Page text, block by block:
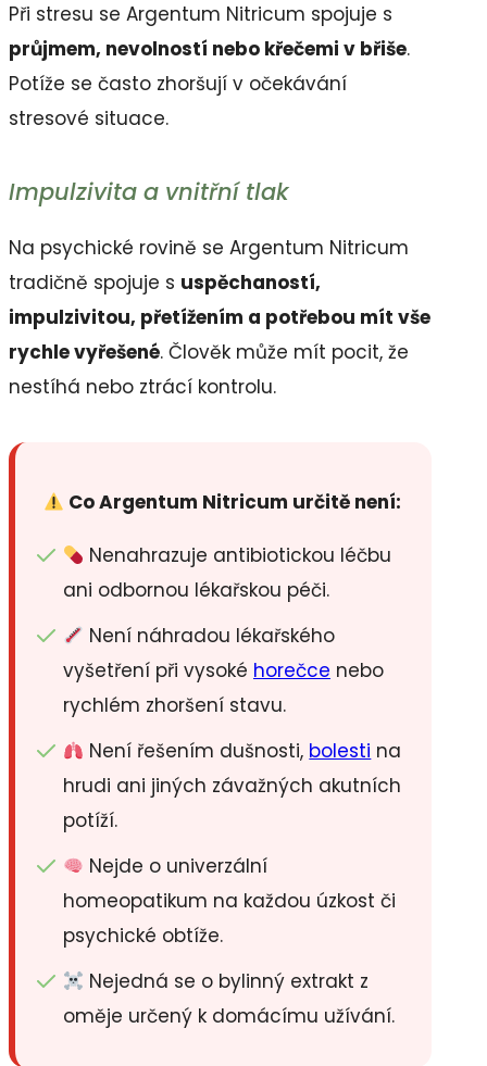
Při stresu se Argentum Nitricum spojuje s
průjmem, nevolností nebo křečemi v břiše.
Potíže se často zhoršují v očekávání
stresové situace.
Impulzivita a vnitřní tlak
Na psychické rovině se Argentum Nitricum
tradičně spojuje s uspěchaností,
impulzivitou, přetížením a potřebou mít vše
rychle vyřešené. Člověk může mít pocit, že
nestíhá nebo ztrácí kontrolu.
Co Argentum Nitricum určitě není:
Nenahrazuje antibiotickou léčbu
ani odbornou lékařskou péči.
Není náhradou lékařského
vyšetření při vysoké horečce nebo
rychlém zhoršení stavu.
Není řešením dušnosti, bolesti na
hrudi ani jiných závažných akutních
potíží.
Nejde o univerzální
homeopatikum na každou úzkost či
psychické obtíže.
Nejedná se o bylinný extrakt z
oměje určený k domácímu užívání.